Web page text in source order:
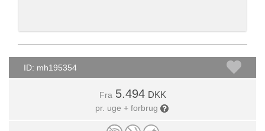
ID: mh195354
Fra 5.494 DKK
pr. uge + forbrug